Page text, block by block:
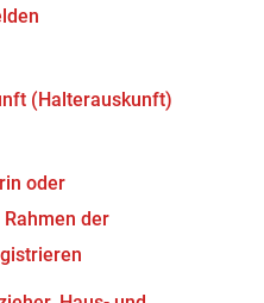
(Halterauskunft)
oder
der